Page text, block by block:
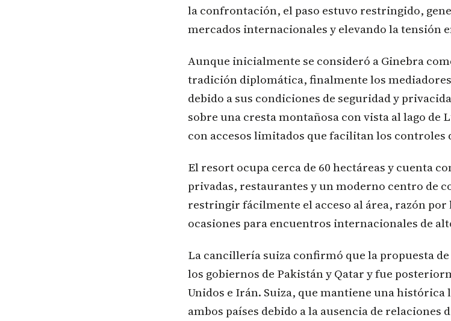
la confrontación, el paso estuvo restringido,
mercados internacionales y elevando la tensión
Aunque inicialmente se consideró a Ginebra
tradición diplomática, finalmente los
debido a sus condiciones de seguridad y
sobre una cresta montañosa con vista al lago de
con accesos limitados que facilitan los controles
El resort ocupa cerca de 60 hectáreas y cuenta
privadas, restaurantes y un moderno centro de
restringir fácilmente el acceso al área, razón por
ocasiones para encuentros internacionales de
La cancillería suiza confirmó que la propuesta
los gobiernos de Pakistán y Qatar y fue
Unidos e Irán. Suiza, que mantiene una
ambos países debido a la ausencia de relaciones